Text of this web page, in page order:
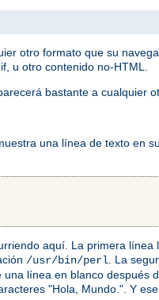
otro formato que su
u otro contenido no-HTML.
bastante a cualquier
una línea de texto en
aquí. La primera
/usr/bin/perl . La
línea en blanco después
"Hola, Mundo.". Y